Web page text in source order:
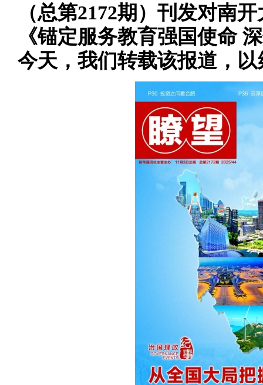
（总第2172期）刊发对南
《锚定服务教育强国使命
今天，我们转载该报道，以